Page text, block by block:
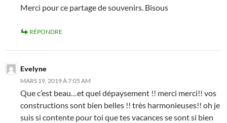
Merci pour ce partage de souvenirs. Bisous
RÉPONDRE
Evelyne
MARS 19, 2019 À 7:05 AM
Que c’est beau…et quel dépaysement !! merci merci!! vos
constructions sont bien belles !! très harmonieuses!! oh je
suis si contente pour toi que tes vacances se sont si bien